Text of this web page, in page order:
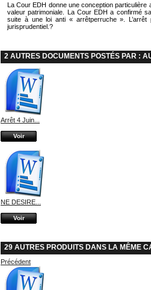
La Cour EDH donne une conception
valeur patrimoniale. La Cour EDH a confirmé
suite à une loi anti « arrêtperruche ». L’arrêt
jurisprudentiel.?
2 AUTRES DOCUMENTS POSTÉS PAR :
Arrêt 4 Juin...
Voir
NE DESIRE...
Voir
29 AUTRES PRODUITS DANS LA MÊME
Précédent